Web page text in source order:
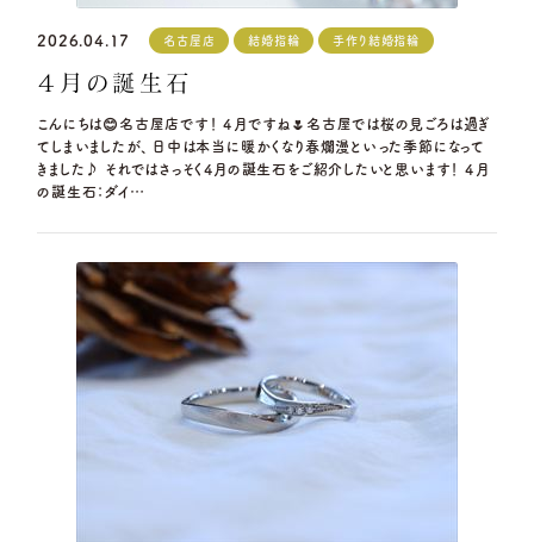
2026.04.17 名古屋店 結婚指輪 手作り結婚指輪
４月の誕生石
こんにちは😊名古屋店です！ ４月ですね🌷名古屋では桜の見ごろは過ぎ
てしまいましたが、 日中は本当に暖かくなり春爛漫といった季節になって
きました♪ それではさっそく4月の誕生石をご紹介したいと思います！ ４月
の誕生石：ダイ…